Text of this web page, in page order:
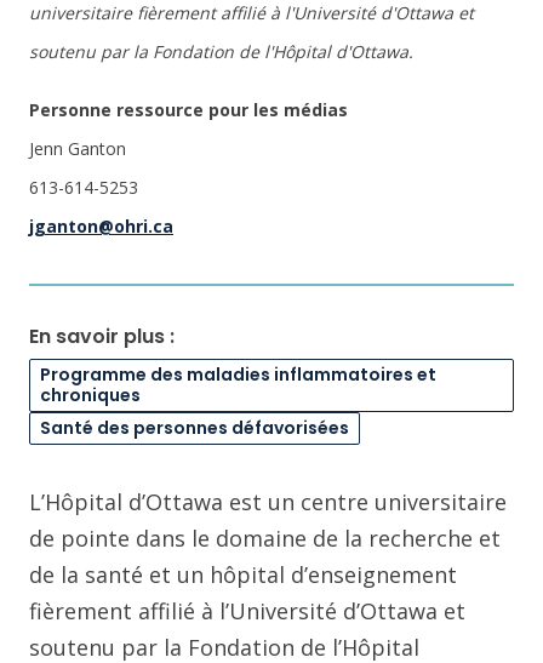
universitaire fièrement affilié à l'Université d'Ottawa et
soutenu par la Fondation de l'Hôpital d'Ottawa.
Personne ressource pour les médias
Jenn Ganton
613-614-5253
jganton@ohri.ca
En savoir plus :
Programme des maladies inflammatoires et
chroniques
Santé des personnes défavorisées
L’Hôpital d’Ottawa est un centre universitaire
de pointe dans le domaine de la recherche et
de la santé et un hôpital d’enseignement
fièrement affilié à l’Université d’Ottawa et
soutenu par la Fondation de l’Hôpital